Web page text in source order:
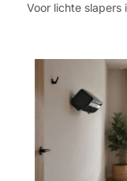
Voor lichte slapers